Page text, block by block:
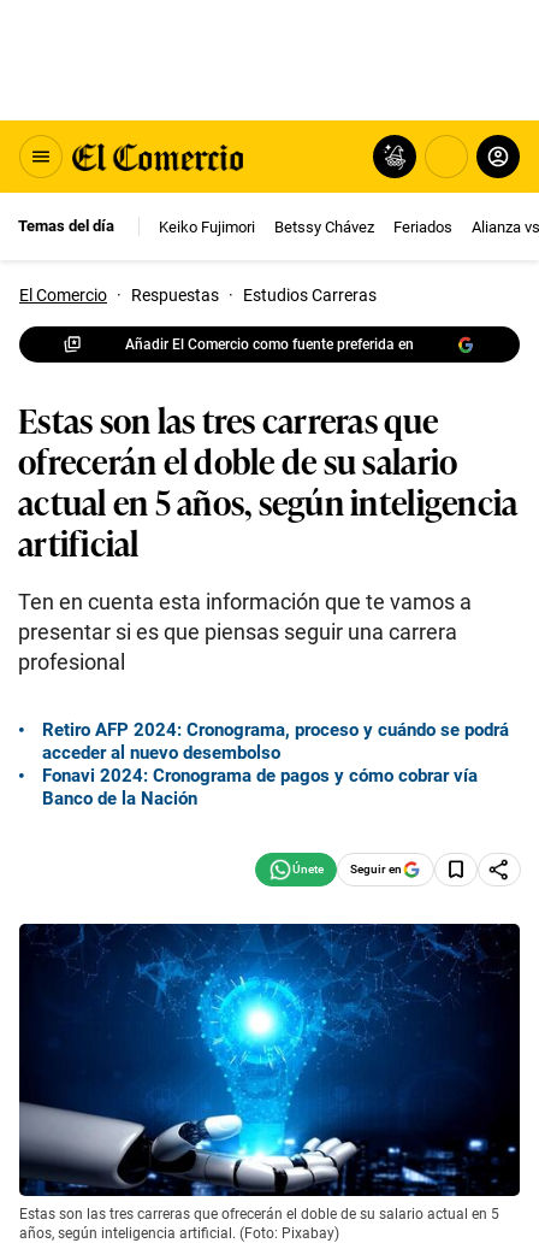
Temas del día Keiko Fujimori Betssy Chávez Feriados Alianza
El Comercio · Respuestas · Estudios Carreras
Añadir El Comercio como fuente preferida en
Estas son las tres carreras que
ofrecerán el doble de su salario
actual en 5 años, según inteligencia
artificial
Ten en cuenta esta información que te vamos a
presentar si es que piensas seguir una carrera
profesional
Retiro AFP 2024: Cronograma, proceso y cuándo se podrá
acceder al nuevo desembolso
Fonavi 2024: Cronograma de pagos y cómo cobrar vía
Banco de la Nación
Seguir en
Estas son las tres carreras que ofrecerán el doble de su salario actual en 5
años, según inteligencia artificial. (Foto: Pixabay)